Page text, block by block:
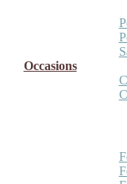
Occasions